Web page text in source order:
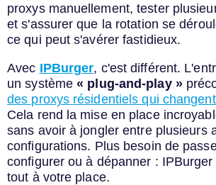
proxys manuellement, tester
et s'assurer que la rotation se
ce qui peut s'avérer fastidieux.
Avec IPBurger, c'est différent.
un système« plug-and-play »
des proxys résidentiels qui
Cela rend la mise en place
sans avoir à jongler entre plusieurs
configurations. Plus besoin de
configurer ou à dépanner :
tout à votre place.